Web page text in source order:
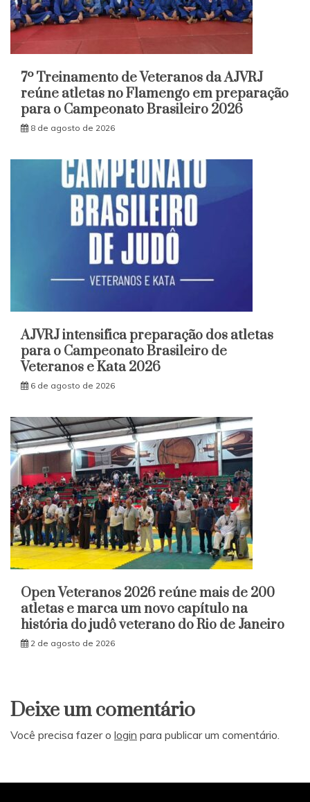
7º Treinamento de Veteranos da AJVRJ
reúne atletas no Flamengo em preparação
para o Campeonato Brasileiro 2026
8 de agosto de 2026
AJVRJ intensifica preparação dos atletas
para o Campeonato Brasileiro de
Veteranos e Kata 2026
6 de agosto de 2026
Open Veteranos 2026 reúne mais de 200
atletas e marca um novo capítulo na
história do judô veterano do Rio de Janeiro
2 de agosto de 2026
Deixe um comentário
Você precisa fazer o login para publicar um comentário.